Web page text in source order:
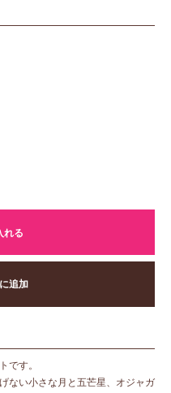
れる
追加
です。
ない小さな月と五芒星、オジャガ